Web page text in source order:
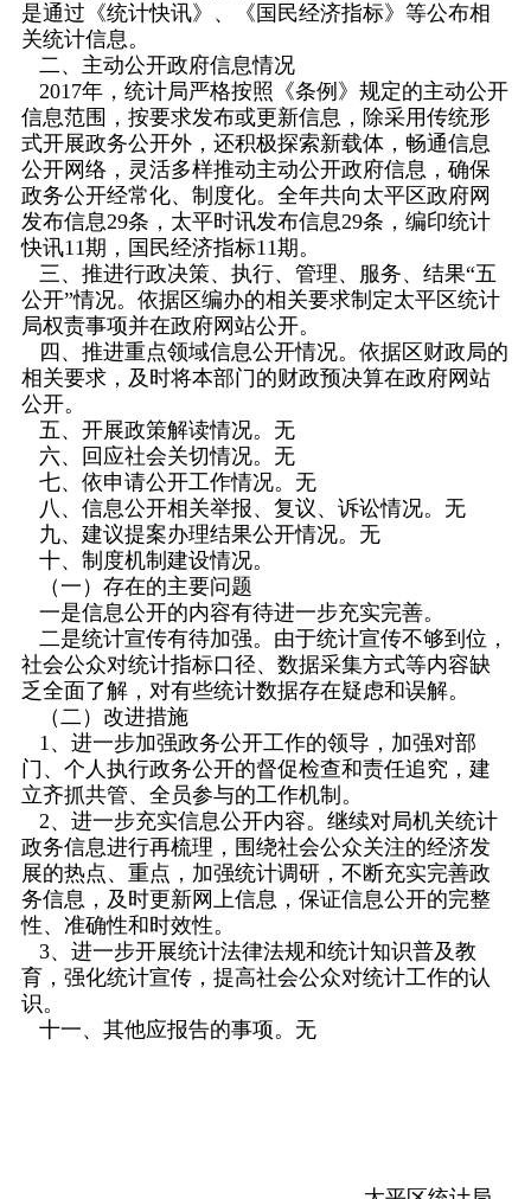
是通过《统计快讯》、《国民经济指标》等公布相
关统计信息。
二、主动公开政府信息情况
2017年，统计局严格按照《条例》规定的主动公开
信息范围，按要求发布或更新信息，除采用传统形
式开展政务公开外，还积极探索新载体，畅通信息
公开网络，灵活多样推动主动公开政府信息，确保
政务公开经常化、制度化。全年共向太平区政府网
发布信息29条，太平时讯发布信息29条，编印统计
快讯11期，国民经济指标11期。
三、推进行政决策、执行、管理、服务、结果“五
公开”情况。依据区编办的相关要求制定太平区统计
局权责事项并在政府网站公开。
四、推进重点领域信息公开情况。依据区财政局的
相关要求，及时将本部门的财政预决算在政府网站
公开。
五、开展政策解读情况。无
六、回应社会关切情况。无
七、依申请公开工作情况。无
八、信息公开相关举报、复议、诉讼情况。无
九、建议提案办理结果公开情况。无
十、制度机制建设情况。
（一）存在的主要问题
一是信息公开的内容有待进一步充实完善。
二是统计宣传有待加强。由于统计宣传不够到位，
社会公众对统计指标口径、数据采集方式等内容缺
乏全面了解，对有些统计数据存在疑虑和误解。
（二）改进措施
1、进一步加强政务公开工作的领导，加强对部
门、个人执行政务公开的督促检查和责任追究，建
立齐抓共管、全员参与的工作机制。
2、进一步充实信息公开内容。继续对局机关统计
政务信息进行再梳理，围绕社会公众关注的经济发
展的热点、重点，加强统计调研，不断充实完善政
务信息，及时更新网上信息，保证信息公开的完整
性、准确性和时效性。
3、进一步开展统计法律法规和统计知识普及教
育，强化统计宣传，提高社会公众对统计工作的认
识。
十一、其他应报告的事项。无